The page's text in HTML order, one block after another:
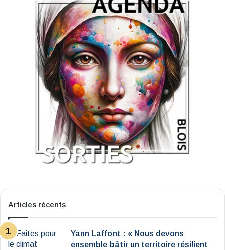
Articles récents
Yann Laffont : « Nous devons
ensemble bâtir un territoire résilient